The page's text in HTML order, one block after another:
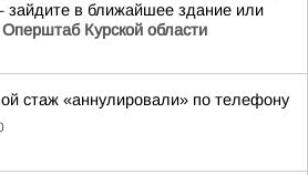
зайдите в ближайшее здание или
Оперштаб Курской области
стаж «аннулировали» по телефону